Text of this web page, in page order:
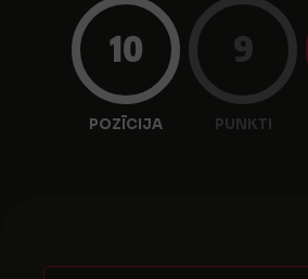
10
POZĪCIJA
9
PUNKTI